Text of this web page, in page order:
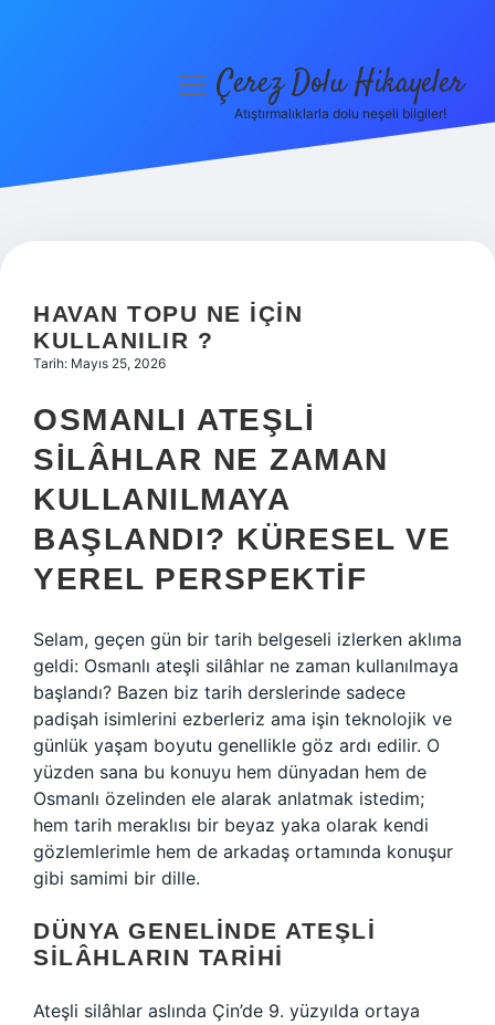
Hakkımızda
menüyüÇerez Dolu Hikayeler
Atıştırmalıklarla dolu neşeli bilgiler!
HAVAN TOPU NE IÇIN
KULLANILIR ?
Tarih: Mayıs 25, 2026
OSMANLI ATEŞLI
SILÂHLAR NE ZAMAN
KULLANILMAYA
BAŞLANDI? KÜRESEL VE
YEREL PERSPEKTIF
Selam, geçen gün bir tarih belgeseli izlerken aklıma
geldi: Osmanlı ateşli silâhlar ne zaman kullanılmaya
başlandı? Bazen biz tarih derslerinde sadece
padişah isimlerini ezberleriz ama işin teknolojik ve
günlük yaşam boyutu genellikle göz ardı edilir. O
yüzden sana bu konuyu hem dünyadan hem de
Osmanlı özelinden ele alarak anlatmak istedim;
hem tarih meraklısı bir beyaz yaka olarak kendi
gözlemlerimle hem de arkadaş ortamında konuşur
gibi samimi bir dille.
DÜNYA GENELINDE ATEŞLI
SILÂHLARIN TARIHI
Ateşli silâhlar aslında Çin’de 9. yüzyılda ortaya